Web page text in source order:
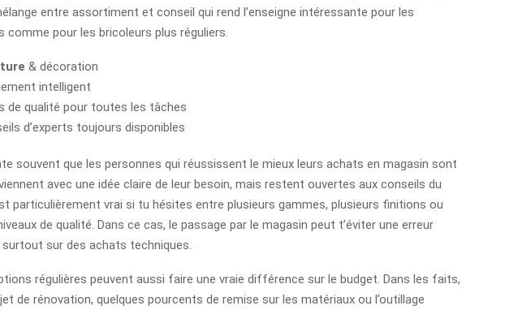
entre assortiment et conseil qui rend l’enseigne intéressante pour les
comme pour les bricoleurs plus réguliers.
& décoration
intelligent
de qualité pour toutes les tâches
d’experts toujours disponibles
souvent que les personnes qui réussissent le mieux leurs achats en magasin sont
avec une idée claire de leur besoin, mais restent ouvertes aux conseils du
particulièrement vrai si tu hésites entre plusieurs gammes, plusieurs finitions ou
de qualité. Dans ce cas, le passage par le magasin peut t’éviter une erreur
sur des achats techniques.
régulières peuvent aussi faire une vraie différence sur le budget. Dans les faits,
de rénovation, quelques pourcents de remise sur les matériaux ou l’outillage